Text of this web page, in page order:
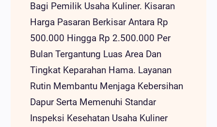
Bagi Pemilik Usaha Kuliner. Kisaran
Harga Pasaran Berkisar Antara Rp
500.000 Hingga Rp 2.500.000 Per
Bulan Tergantung Luas Area Dan
Tingkat Keparahan Hama. Layanan
Rutin Membantu Menjaga Kebersihan
Dapur Serta Memenuhi Standar
Inspeksi Kesehatan Usaha Kuliner